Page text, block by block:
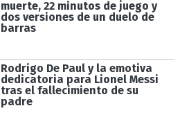
muerte, 22 minutos de juego y
dos versiones de un duelo de
barras
Rodrigo De Paul y la emotiva
dedicatoria para Lionel Messi
tras el fallecimiento de su
padre